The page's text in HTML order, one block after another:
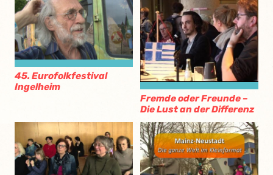
45. Eurofolkfestival
Ingelheim
Fremde oder Freunde –
Die Lust an der Differenz